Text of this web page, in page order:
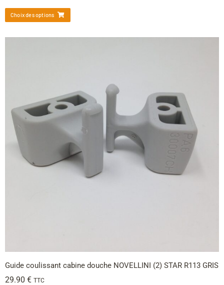
Choix des options
Guide coulissant cabine douche NOVELLINI (2) STAR R113 GRIS
29.90 € TTC